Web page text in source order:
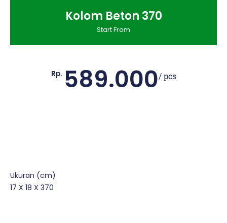
Kolom Beton 370
Start From
Rp. 589.000/ pcs
Ukuran (cm)
17 X 18 X 370